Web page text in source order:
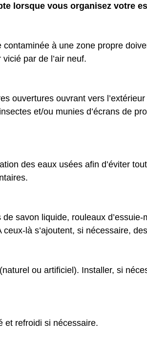
lorsque vous organisez votre
contaminée à une zone propre
vicié par de l’air neuf.
ouvertures ouvrant vers
et/ou munies d’écrans de
des eaux usées afin d’éviter
savon liquide, rouleaux d’essuie-
là s’ajoutent, si nécessaire,
ou artificiel). Installer, si
et refroidi si nécessaire.